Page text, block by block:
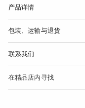
产品详情
包装、运输与退货
联系我们
在精品店内寻找